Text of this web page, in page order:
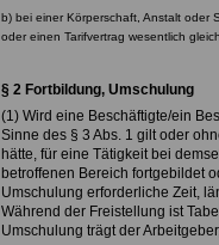
b) bei einer Körperschaft, Anstalt oder
oder einen Tarifvertrag wesentlich
§ 2 Fortbildung, Umschulung
(1) Wird eine Beschäftigte/ein
Sinne des § 3 Abs. 1 gilt oder
hätte, für eine Tätigkeit bei
betroffenen Bereich fortgebildet
Umschulung erforderliche Zeit,
Während der Freistellung ist
Umschulung trägt der